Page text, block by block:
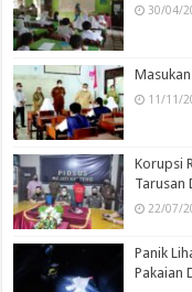
30/04/
11/11/
Korupsi
Tarusan
22/07/
Panik
Pakaian